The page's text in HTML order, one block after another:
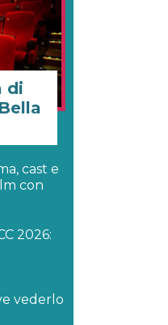
di
cast e
con
2026:
vederlo